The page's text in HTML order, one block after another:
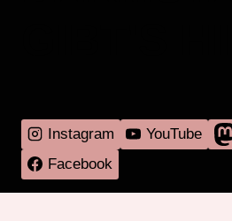
Instagram YouTube
Facebook